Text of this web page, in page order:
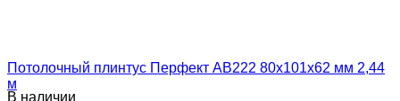
Потолочный плинтус Перфект AB222 80х101х62 мм 2,44
м
В наличии